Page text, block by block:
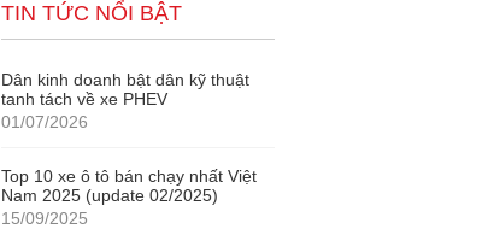
TIN TỨC NỔI BẬT
Dân kinh doanh bật dân kỹ thuật
tanh tách về xe PHEV
01/07/2026
Top 10 xe ô tô bán chạy nhất Việt
Nam 2025 (update 02/2025)
15/09/2025